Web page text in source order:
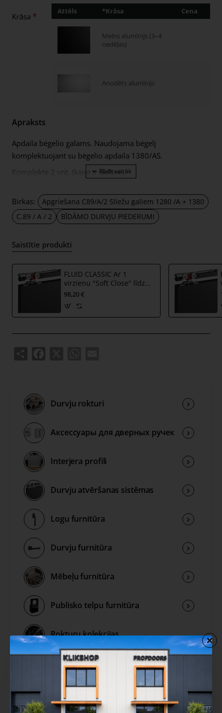
Krāsa
Attēls *Krāsa Cena
Melns alumīnijs (3–4
nedēļas)
Anodēts alumīnijs
Apraksts
Apdaila bėgelio galams. Naudojama bėgelį
komplektuojant su bėgelio apdaila 1380/AS.
Komplekte 2 vnt. (kairė ir dešinė).
Birkas:
Apgriešana C89/A/2 Sliežu galiem 1280 /A + 1380
C.89 / A / 2
BĪDĀMO DURVJU PIEDERUMI
Saistītie produkti
FLUID CLASSIC Ar 1
virzienu "Soft Close" līdz
80 kg
98,20 €
Durvju rokturi
Аксессуары для дверных ручек
Interjera profili
Durvju atvēršanas sistēmas
Logu furnitūra
Durvju furnitūra
Mēbeļu furnitūra
Publisko telpu furnitūra
Rokturu kolekcijas
Izpārdošana